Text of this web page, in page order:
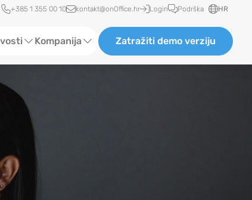
Brzi pristup
+385 1 355 00 10 kontakt@onOffice.hr Login Podrška HR
Kompanija Zatražiti demo verziju